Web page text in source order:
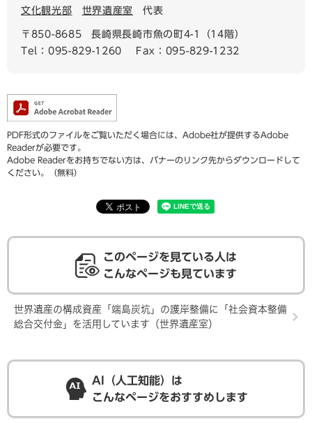
文化観光部 世界遺産室 代表
〒850-8685
長崎県長崎市魚の町4-1（14階）
Tel：095-829-1260
Fax：095-829-1232
PDF形式のファイルをご覧いただく場合には、Adobe社が提供するAdobe
Readerが必要です。
Adobe Readerをお持ちでない方は、バナーのリンク先からダウンロードして
ください。（無料）
このページを見ている人は
こんなページも見ています
世界遺産の構成資産「端島炭坑」の護岸整備に「社会資本整備
総合交付金」を活用しています（世界遺産室）
AI（人工知能）は
こんなページをおすすめします